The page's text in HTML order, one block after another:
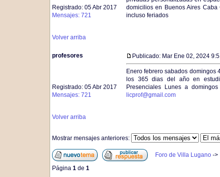
Registrado: 05 Abr 2017
Mensajes: 721
domicilios en Buenos Aires
incluso feriados
Volver arriba
profesores
Registrado: 05 Abr 2017
Mensajes: 721
Publicado: Mar Ene 02, 2024
Enero febrero sabados domingos
los 365 dias del año en
Presenciales Lunes a
licprof@gmail.com
Volver arriba
Mostrar mensajes anteriores:
Foro de Villa Lugano ->
Página 1 de 1